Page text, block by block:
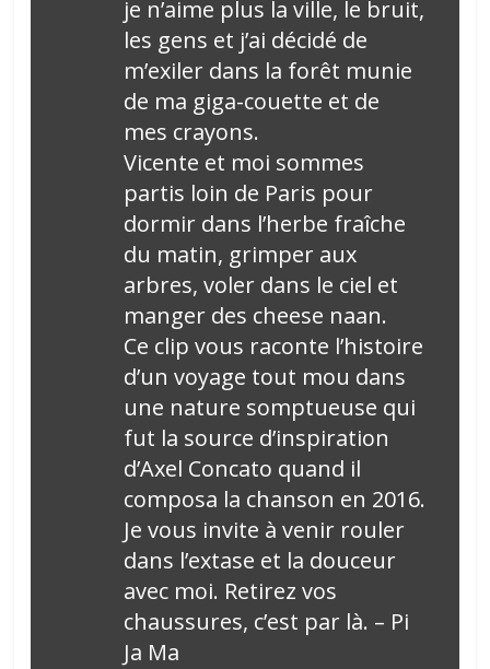
je n’aime plus la ville, le bruit,
les gens et j’ai décidé de
m’exiler dans la forêt munie
de ma giga-couette et de
mes crayons.
Vicente et moi sommes
partis loin de Paris pour
dormir dans l’herbe fraîche
du matin, grimper aux
arbres, voler dans le ciel et
manger des cheese naan.
Ce clip vous raconte l’histoire
d’un voyage tout mou dans
une nature somptueuse qui
fut la source d’inspiration
dʼAxel Concato quand il
composa la chanson en 2016.
Je vous invite à venir rouler
dans lʼextase et la douceur
avec moi. Retirez vos
chaussures, cʼest par là. – Pi
Ja Ma